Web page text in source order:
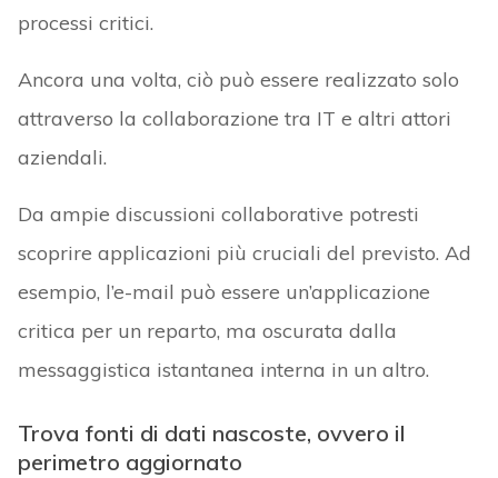
processi critici.
Ancora una volta, ciò può essere realizzato solo
attraverso la collaborazione tra IT e altri attori
aziendali.
Da ampie discussioni collaborative potresti
scoprire applicazioni più cruciali del previsto. Ad
esempio, l’e-mail può essere un’applicazione
critica per un reparto, ma oscurata dalla
messaggistica istantanea interna in un altro.
Trova fonti di dati nascoste, ovvero il
perimetro aggiornato